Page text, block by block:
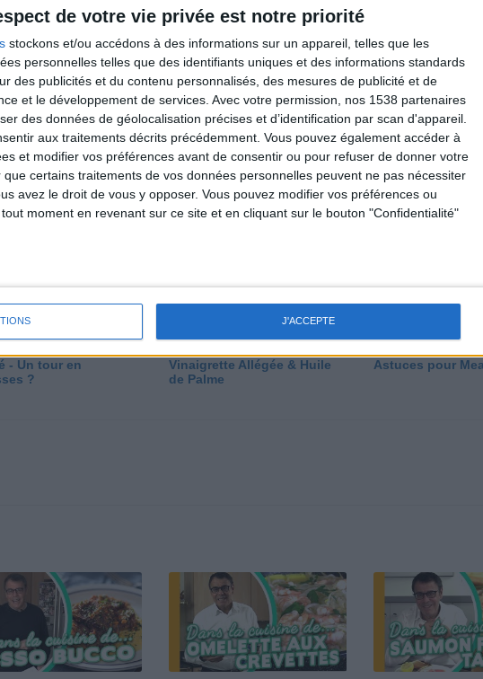
de votre vie privée est notre priorité
stockons et/ou accédons à des informations sur un appareil, telles que les
personnelles telles que des identifiants uniques et des informations standards
des publicités et du contenu personnalisés, des mesures de publicité et de
et le développement de services. Avec votre permission, nos 1538 partenaires
des données de géolocalisation précises et d’identification par scan d'appareil.
aux traitements décrits précédemment. Vous pouvez également accéder à
et modifier vos préférences avant de consentir ou pour refuser de donner votre
que certains traitements de vos données personnelles peuvent ne pas nécessiter
avez le droit de vous y opposer. Vous pouvez modifier vos préférences ou
moment en revenant sur ce site et en cliquant sur le bouton "Confidentialité"
J'ACCEPTE
10 kg : ma méthode
Et après la perte de poids ?
Je fais comment ?
Maigrir vite ? Ce
devez vraiment
- Un tour en
?
Vinaigrette Allégée & Huile
de Palme
Panga, Huile
Astuces pour